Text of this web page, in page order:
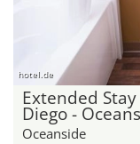
hotel.de
Extended
Diego -
Oceanside